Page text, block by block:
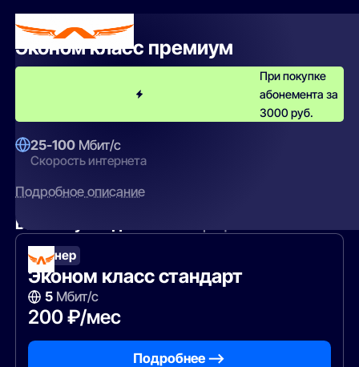
Лайнер
Эконом класс премиум
При покупке
абонемента за
3000 руб.
25-100 Мбит/с
Скорость интернета
Подробное описание
Вам могут подойти
Лайнер
Эконом класс стандарт
5Мбит/с
200 ₽/мес
Подробнее —>